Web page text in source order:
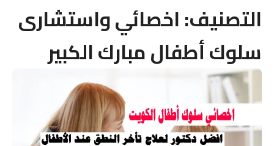
التصنيف:اخصائي واستشارى
سلوك أطفال مبارك الكبير